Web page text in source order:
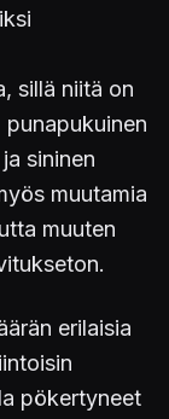
sillä niitä on
sininen
muutamia
muuten
erilaisia
pökertyneet